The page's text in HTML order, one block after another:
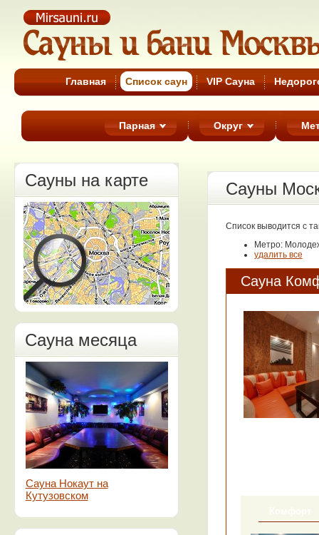
Cауны Москвы
Главная Список cаун VIP Сауна
Парная Округ
Сауны на карте
Сауна месяца
Сауна Нокаут на
Кутузовском
Сауны
Список выводится с
Метро:
удалить все
Сауна